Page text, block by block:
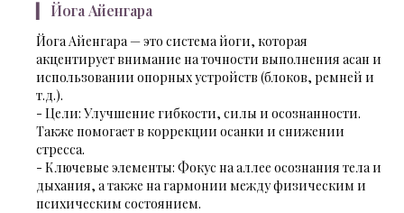
▎ Йога Айенгара
Йога Айенгара — это система йоги, которая
акцентирует внимание на точности выполнения асан и
использовании опорных устройств (блоков, ремней и
т.д.).
- Цели: Улучшение гибкости, силы и осознанности.
Также помогает в коррекции осанки и снижении
стресса.
- Ключевые элементы: Фокус на аллее осознания тела и
дыхания, а также на гармонии между физическим и
психическим состоянием.